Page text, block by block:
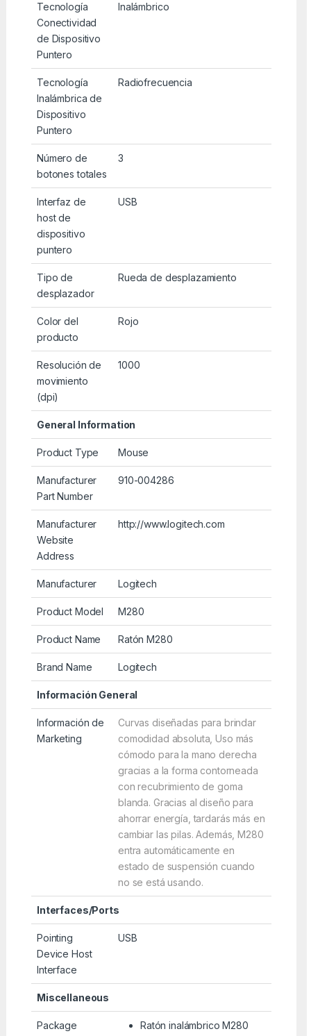
Tecnología
Conectividad
de Dispositivo
Puntero
Inalámbrico
Tecnología
Inalámbrica de
Dispositivo
Puntero
Radiofrecuencia
Número de
botones totales
3
Interfaz de
host de
dispositivo
puntero
USB
Tipo de
desplazador
Rueda de desplazamiento
Color del
producto
Rojo
Resolución de
movimiento
(dpi)
1000
General Information
Product Type Mouse
Manufacturer
Part Number
910-004286
Manufacturer
Website
Address
http://www.logitech.com
Manufacturer Logitech
Product Model M280
Product Name Ratón M280
Brand Name Logitech
Información General
Información de
Marketing
Curvas diseñadas para brindar
comodidad absoluta, Uso más
cómodo para la mano derecha
gracias a la forma contorneada
con recubrimiento de goma
blanda. Gracias al diseño para
ahorrar energía, tardarás más en
cambiar las pilas. Además, M280
entra automáticamente en
estado de suspensión cuando
no se está usando.
Interfaces/Ports
Pointing
Device Host
Interface
USB
Miscellaneous
Package
Ratón inalámbrico M280